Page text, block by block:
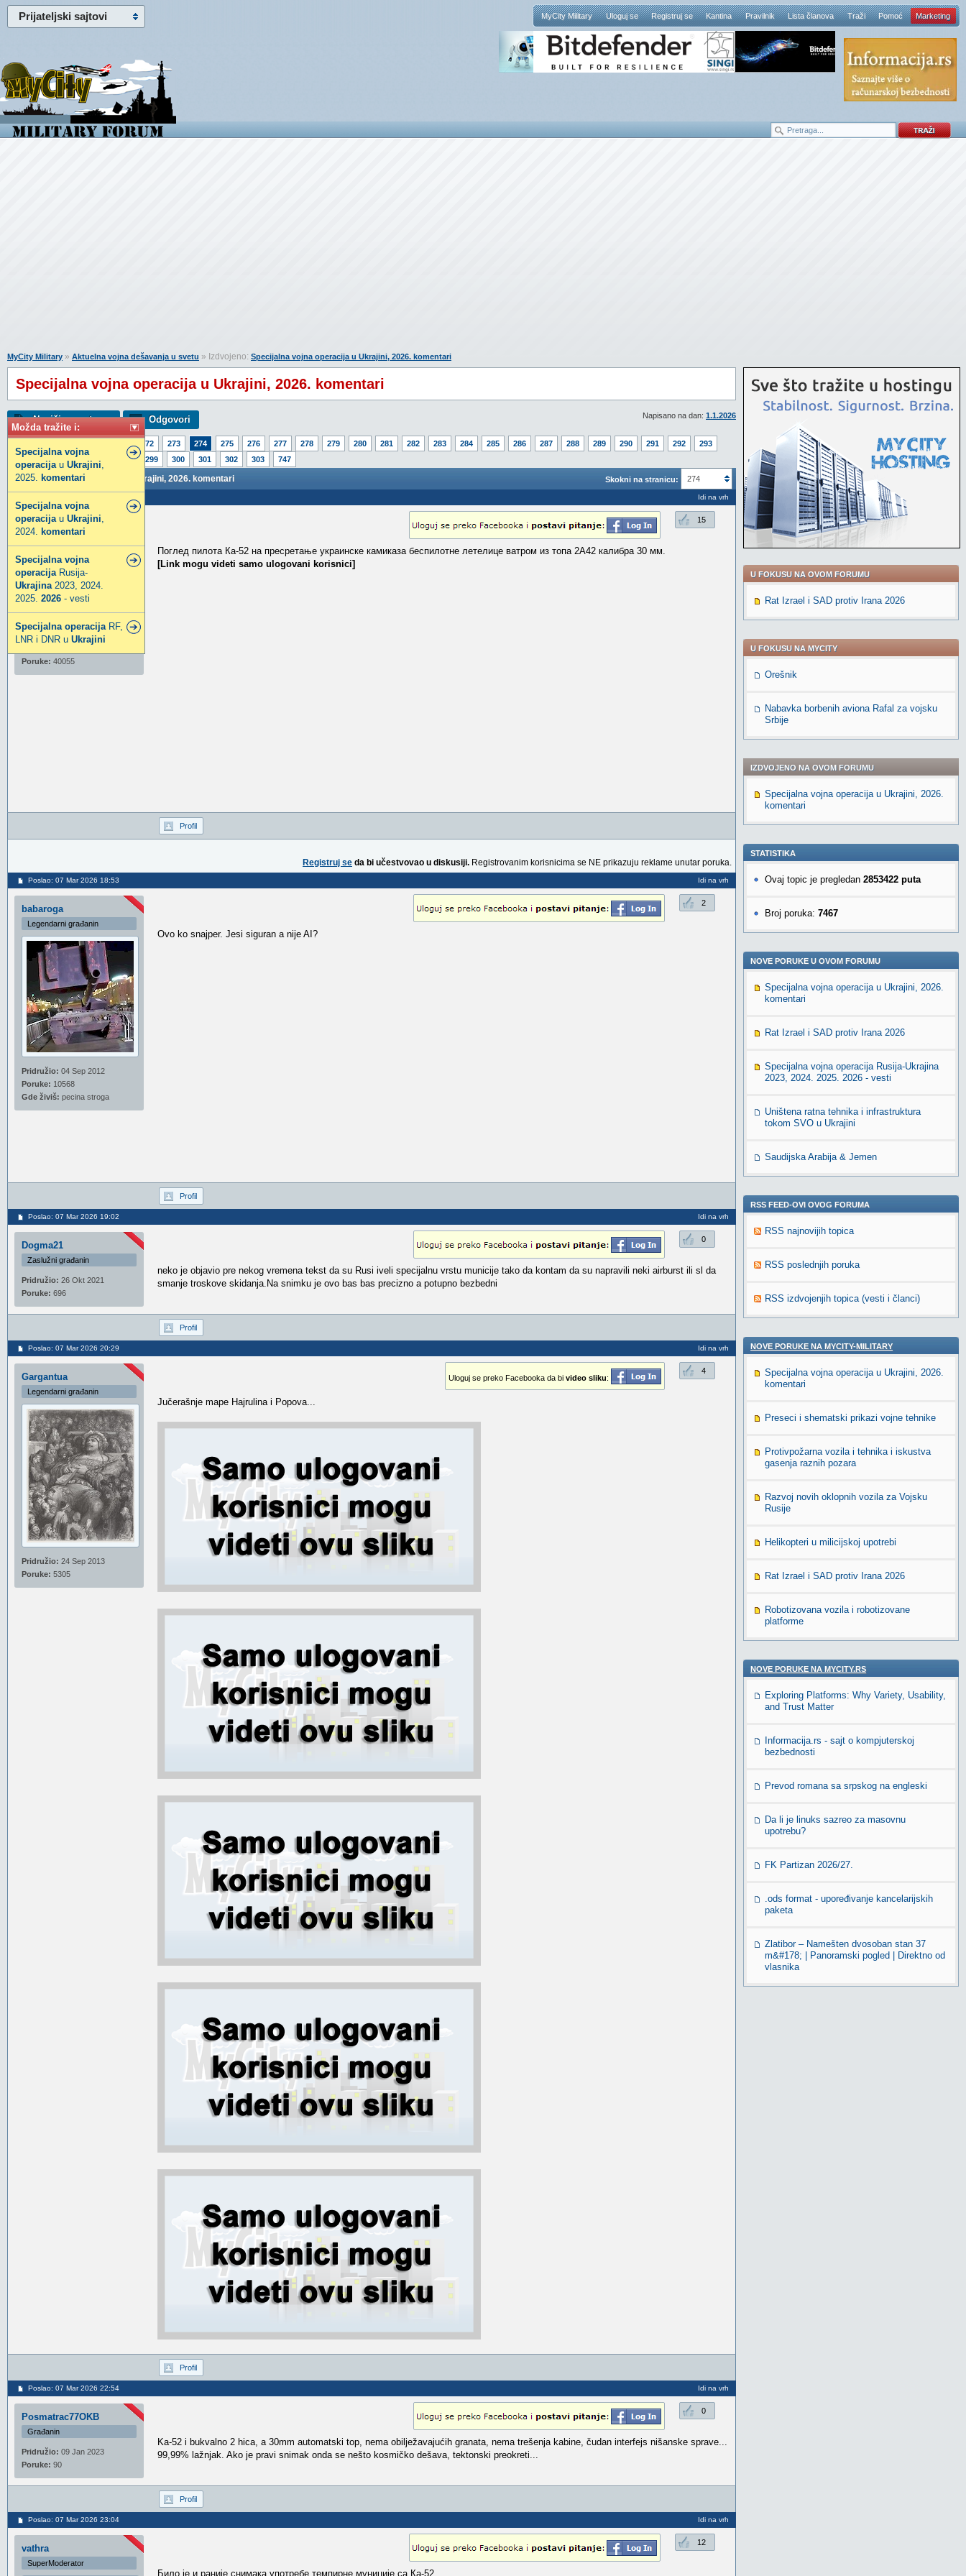
Prijateljski sajtovi MyCity Military Uloguj se Registruj se Kantina Pravilnik Lista članova Traži Pomoć Marketing
Možda tražite i:
Specijalna vojna
operacijau Ukrajini,
2025. komentari
Specijalna vojna
operacijau Ukrajini,
2024. komentari
Specijalna vojna
operacijaRusija-
Ukrajina2023, 2024.
2025. 2026 - vesti
Specijalna operacijaRF,
LNR i DNR u Ukrajini
MyCity Military » Aktuelna vojna dešavanja u svetu » Izdvojeno: Specijalna vojna operacija u Ukrajini, 2026. komentari
Specijalna vojna operacija u Ukrajini, 2026. komentari
Napisano na dan: 1.1.2026
Napiši novu temu Odgovori
272 273 274 275 276 277 278 279 280 281 282 283 284 285 286 287 288 289 290 291 292
293
294
295 296 297 298 299 300 301 302 303 747
Skokni na stranicu: 274
Specijalna vojna operacija u Ukrajini, 2026. komentari
Idi na vrh
pein
Poruke: 40055
15
Поглед пилота Ка-52 на пресретање украинске камиказа беспилотне летелице ватром из топа 2А42 калибра 30 мм.
[Link mogu videti samo ulogovani korisnici]
Profil
Registruj se da bi učestvovao u diskusiji. Registrovanim korisnicima se NE prikazuju reklame unutar poruka.
Poslao: 07 Mar 2026 18:53 Idi na vrh
babaroga
Legendarni građanin
Pridružio: 04 Sep 2012
Poruke: 10568
Gde živiš: pecina stroga
2
Ovo ko snajper. Jesi siguran a nije AI?
Profil
Poslao: 07 Mar 2026 19:02 Idi na vrh
Dogma21
Zaslužni građanin
Pridružio: 26 Okt 2021
Poruke: 696
0
neko je objavio pre nekog vremena tekst da su Rusi iveli specijalnu vrstu municije tako da kontam da su napravili neki airburst ili sl da
smanje troskove skidanja.Na snimku je ovo bas bas precizno a potupno bezbedni
Profil
Poslao: 07 Mar 2026 20:29 Idi na vrh
Gargantua
Legendarni građanin
Pridružio: 24 Sep 2013
Poruke: 5305
4
Uloguj se preko Facebooka da bi video sliku:
Jučerašnje mape Hajrulina i Popova...
Profil
Poslao: 07 Mar 2026 22:54 Idi na vrh
Posmatrac77OKB
Građanin
Pridružio: 09 Jan 2023
Poruke: 90
0
Ka-52 i bukvalno 2 hica, a 30mm automatski top, nema obilježavajućih granata, nema trešenja kabine, čudan interfejs nišanske sprave...
99,99% lažnjak. Ako je pravi snimak onda se nešto kosmičko dešava, tektonski preokreti...
Profil
Poslao: 07 Mar 2026 23:04 Idi na vrh
vathra
SuperModerator
12
Било је и раније снимака употребе темпирне муниције са Ка-52.
U FOKUSU NA OVOM FORUMU
Rat Izrael i SAD protiv Irana 2026
U FOKUSU NA MYCITY
Orešnik
Nabavka borbenih aviona Rafal za vojsku
Srbije
IZDVOJENO NA OVOM FORUMU
Specijalna vojna operacija u Ukrajini, 2026.
komentari
STATISTIKA
Ovaj topic je pregledan 2853422 puta
Broj poruka: 7467
NOVE PORUKE U OVOM FORUMU
Specijalna vojna operacija u Ukrajini, 2026.
komentari
Rat Izrael i SAD protiv Irana 2026
Specijalna vojna operacija Rusija-Ukrajina
2023, 2024. 2025. 2026 - vesti
Uništena ratna tehnika i infrastruktura
tokom SVO u Ukrajini
Saudijska Arabija & Jemen
RSS FEED-OVI OVOG FORUMA
RSS najnovijih topica
RSS poslednjih poruka
RSS izdvojenjih topica (vesti i članci)
NOVE PORUKE NA MYCITY-MILITARY
Specijalna vojna operacija u Ukrajini, 2026.
komentari
Preseci i shematski prikazi vojne tehnike
Protivpožarna vozila i tehnika i iskustva
gasenja raznih pozara
Razvoj novih oklopnih vozila za Vojsku
Rusije
Helikopteri u milicijskoj upotrebi
Rat Izrael i SAD protiv Irana 2026
Robotizovana vozila i robotizovane
platforme
NOVE PORUKE NA MYCITY.RS
Exploring Platforms: Why Variety, Usability,
and Trust Matter
Informacija.rs - sajt o kompjuterskoj
bezbednosti
Prevod romana sa srpskog na engleski
Da li je linuks sazreo za masovnu
upotrebu?
FK Partizan 2026/27.
.ods format - upoređivanje kancelarijskih
paketa
Zlatibor – Namešten dvosoban stan 37
m&#178; | Panoramski pogled | Direktno od
vlasnika